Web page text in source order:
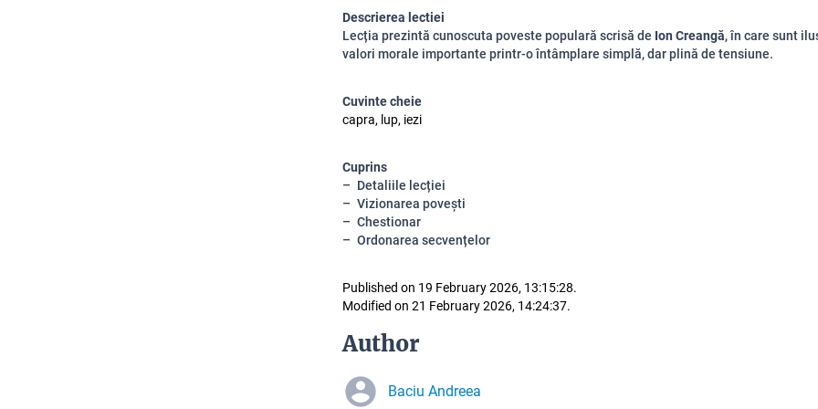
Descrierea lectiei
Lecția prezintă cunoscuta poveste populară scrisă de Ion Creangă, în care sunt
valori morale importante printr-o întâmplare simplă, dar plină de tensiune.
Cuvinte cheie
capra, lup, iezi
Cuprins
Detaliile lecției
Vizionarea povești
Chestionar
Ordonarea secvențelor
Published on 19 February 2026, 13:15:28.
Modified on 21 February 2026, 14:24:37.
Author
Baciu Andreea